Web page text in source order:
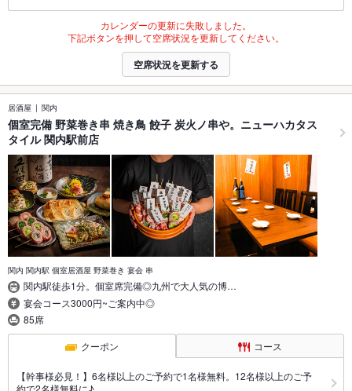
カレンダーの更新に失敗しました。
下記ボタンを押して空席状況を更新してください。
空席状況を更新する
居酒屋 関内
個室完備 野菜巻き串 焼き鳥 餃子 炭火ノ串や。ニューハカタス
タイル 関内駅前店
関内 関内駅 個室居酒屋 野菜巻き 宴会 串
関内駅徒歩1分。個室席完備◎九州で大人気の博…
宴会コース3000円~ご案内中◎
85席
クーポン コース
【幹事様必見！】6名様以上のご予約で1名様無料。12名様以上のご予